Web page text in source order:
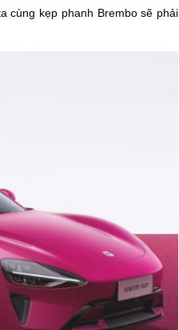
cùng kẹp phanh Brembo sẽ phải